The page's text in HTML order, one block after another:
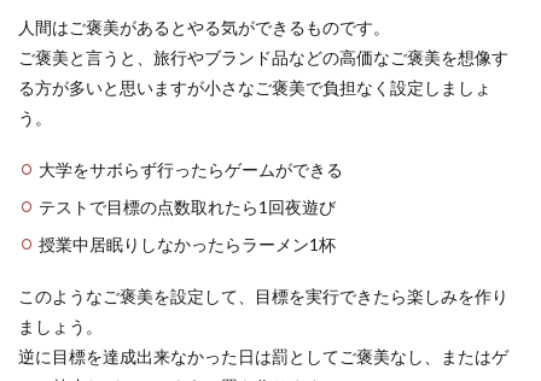
幼稚園の懇親会で盛り上がる簡単なゲ
お子さんが通っている幼稚園では親同士のための
交流の場として、懇親会や親睦会が行われること
もあります。...
習で成績をアップさせよう
人間はご褒美があるとやる気ができるものです。
ご褒美と言うと、旅行やブランド品などの高価なご褒美を想像す
る方が多いと思いますが小さなご褒美で負担なく設定しましょ
う。
大学をサボらず行ったらゲームができる
テストで目標の点数取れたら1回夜遊び
授業中居眠りしなかったらラーメン1杯
このようなご褒美を設定して、目標を実行できたら楽しみを作り
ましょう。
逆に目標を達成出来なかった日は罰としてご褒美なし、またはゲ